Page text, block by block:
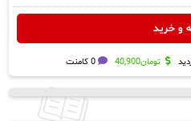
و خرید
تومان40,900 0 کامنت